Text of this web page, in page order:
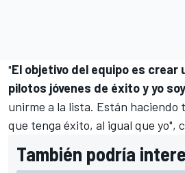
"El objetivo del equipo es crear
pilotos jóvenes de éxito y yo
unirme a la lista. Están haciendo
que tenga éxito, al igual que yo",
También podría